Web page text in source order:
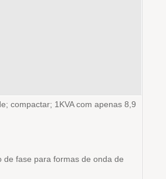
compactar; 1KVA com apenas 8,9
fase para formas de onda de